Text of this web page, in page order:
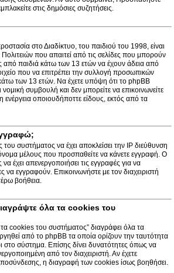
στις δημόσιες συζητήσεις.
στο Διαδίκτυο, του παιδιού του 1998, είναι
που απαιτεί από τις σελίδες που μπορούν
από παιδιά κάτω των 13 ετών να έχουν άδεια από
που να επιτρέπει την συλλογή προσωπικών
των 13 ετών. Να έχετε υπόψη ότι το phpBB
συμβουλή και δεν μπορείτε να επικοινωνείτε
οποιουδήποττε είδους, εκτός από τα
του συστήματος να έχει αποκλείσει την IP διεύθυνση
μέλους που προσπαθείτε να κάνετε εγγραφή. Ο
να έχει απενεργοποιήσει τις εγγραφές για να
να εγγραφούν. Επικοινωνήστε με τον διαχειριστή
βοήθεια.
όλα τα cookies του
cookies του συστήματος” διαγράφει όλα τα
από το phpBB τα οποία ορίζουν την ταυτότητα
στο σύστημα. Επίσης δίνει δυνατότητες όπως να
από τον διαχειριστή. Αν έχετε
η διαγραφή των cookies ίσως βοηθήσει.